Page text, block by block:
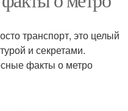
транспорт, это целый
и секретами.
факты о метро